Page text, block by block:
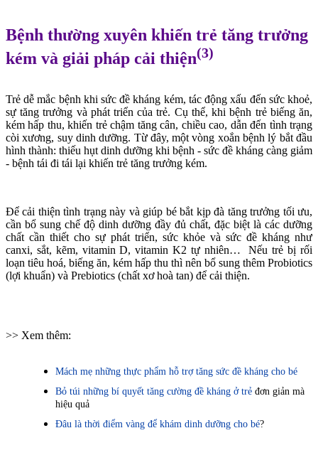
Bệnh thường xuyên khiến trẻ tăng trưởng
kém và giải pháp cải thiện(3)
Trẻ dễ mắc bệnh khi sức đề kháng kém, tác động xấu đến sức khoẻ,
sự tăng trưởng và phát triển của trẻ. Cụ thể, khi bệnh trẻ biếng ăn,
kém hấp thu, khiến trẻ chậm tăng cân, chiều cao, dẫn đến tình trạng
còi xương, suy dinh dưỡng. Từ đây, một vòng xoắn bệnh lý bắt đầu
hình thành: thiếu hụt dinh dưỡng khi bệnh - sức đề kháng càng giảm
- bệnh tái đi tái lại khiến trẻ tăng trưởng kém.
Để cải thiện tình trạng này và giúp bé bắt kịp đà tăng trưởng tối ưu,
cần bổ sung chế độ dinh dưỡng đầy đủ chất, đặc biệt là các dưỡng
chất cần thiết cho sự phát triển, sức khỏe và sức đề kháng như
canxi, sắt, kẽm, vitamin D, vitamin K2 tự nhiên… Nếu trẻ bị rối
loạn tiêu hoá, biếng ăn, kém hấp thu thì nên bổ sung thêm Probiotics
(lợi khuẩn) và Prebiotics (chất xơ hoà tan) để cải thiện.
>> Xem thêm:
Mách mẹ những thực phẩm hỗ trợ tăng sức đề kháng cho bé
Bỏ túi những bí quyết tăng cường đề kháng ở trẻ đơn giản mà
hiệu quả
Đâu là thời điểm vàng để khám dinh dưỡng cho bé?